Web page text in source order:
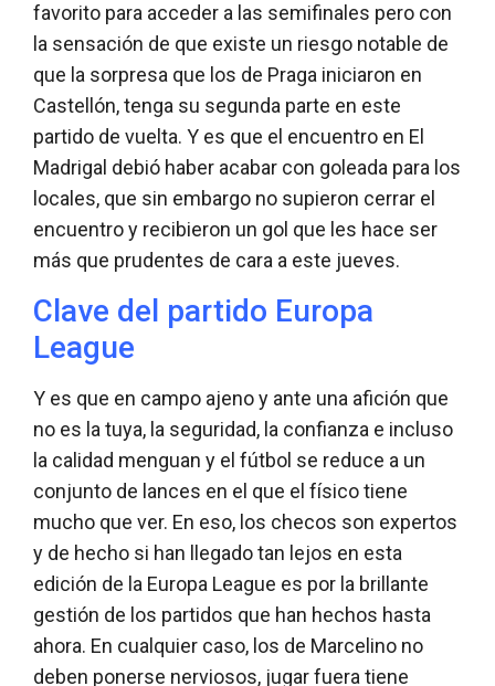
favorito para acceder a las semifinales pero con
la sensación de que existe un riesgo notable de
que la sorpresa que los de Praga iniciaron en
Castellón, tenga su segunda parte en este
partido de vuelta. Y es que el encuentro en El
Madrigal debió haber acabar con goleada para los
locales, que sin embargo no supieron cerrar el
encuentro y recibieron un gol que les hace ser
más que prudentes de cara a este jueves.
Clave del partido Europa
League
Y es que en campo ajeno y ante una afición que
no es la tuya, la seguridad, la confianza e incluso
la calidad menguan y el fútbol se reduce a un
conjunto de lances en el que el físico tiene
mucho que ver. En eso, los checos son expertos
y de hecho si han llegado tan lejos en esta
edición de la Europa League es por la brillante
gestión de los partidos que han hechos hasta
ahora. En cualquier caso, los de Marcelino no
deben ponerse nerviosos, jugar fuera tiene